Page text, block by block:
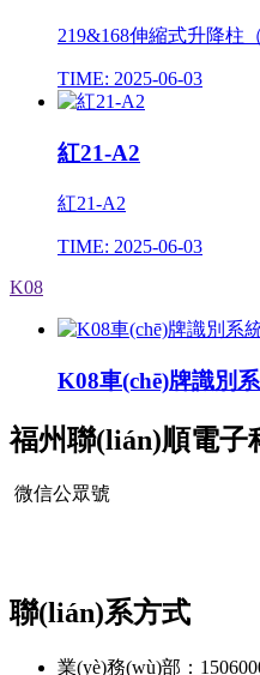
219&168伸縮式升降柱
TIME: 2025-06-03
紅21-A2
紅21-A2
TIME: 2025-06-03
K08
K08車(chē)牌識別
福州聯(lián)順電子
微信公眾號
聯(lián)系方式
業(yè)務(wù)部：